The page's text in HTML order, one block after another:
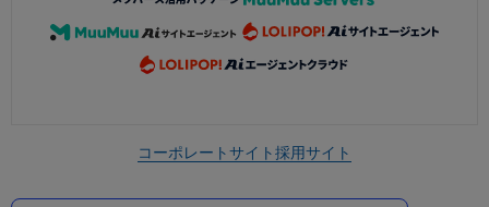
コーポレートサイト採用サイト